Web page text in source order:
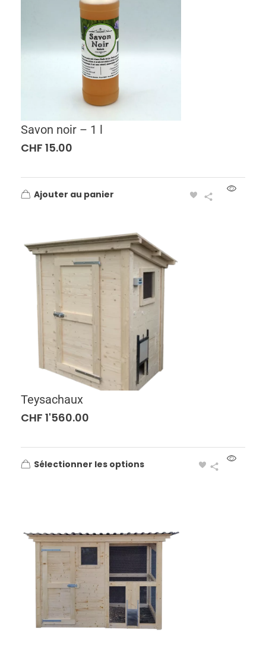
Savon noir – 1 l
CHF 15.00
Ajouter au panier
Teysachaux
CHF 1'560.00
Sélectionner les options